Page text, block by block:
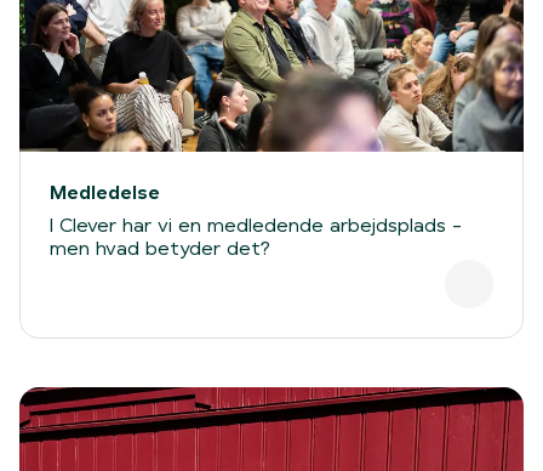
Medledelse
I Clever har vi en medledende arbejdsplads -
men hvad betyder det?